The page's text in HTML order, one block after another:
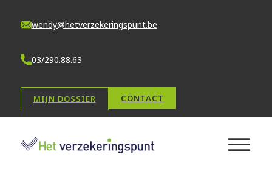
wendy@hetverzekeringspunt.be
03/290.88.63
MIJN DOSSIER CONTACT